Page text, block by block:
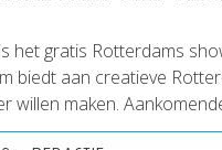
het gratis Rotterdams
biedt aan creatieve
willen maken.